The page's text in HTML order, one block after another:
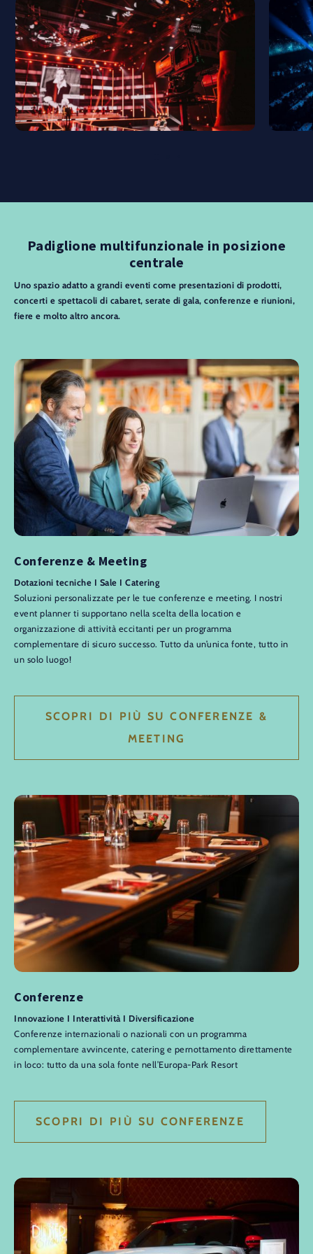
Padiglione multifunzionale in posizione
centrale
Uno spazio adatto a grandi eventi come presentazioni di prodotti,
concerti e spettacoli di cabaret, serate di gala, conferenze e riunioni,
fiere e molto altro ancora.
Conferenze & Meeting
Dotazioni tecniche I Sale I Catering
Soluzioni personalizzate per le tue conferenze e meeting. I nostri
event planner ti supportano nella scelta della location e
organizzazione di attività eccitanti per un programma
complementare di sicuro successo. Tutto da un’unica fonte, tutto in
un solo luogo!
SCOPRI DI PIÙ SU CONFERENZE &
MEETING
Conferenze
Innovazione I Interattività I Diversificazione
Conferenze internazionali o nazionali con un programma
complementare avvincente, catering e pernottamento direttamente
in loco: tutto da una sola fonte nell’Europa-Park Resort
SCOPRI DI PIÙ SU CONFERENZE